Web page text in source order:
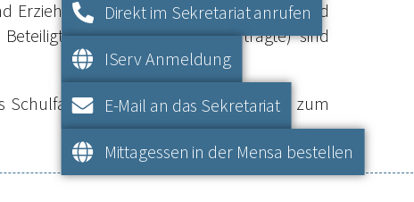
Erziehungsberechtigten, Schülerinnen und
(z.B. Inklusionsbeauftragte) sind
Schulfahrtenkonzeptes finden Sie hier zum
Direkt im Sekretariat anrufen
IServ Anmeldung
E-Mail an das Sekretariat
Mittagessen in der Mensa bestellen